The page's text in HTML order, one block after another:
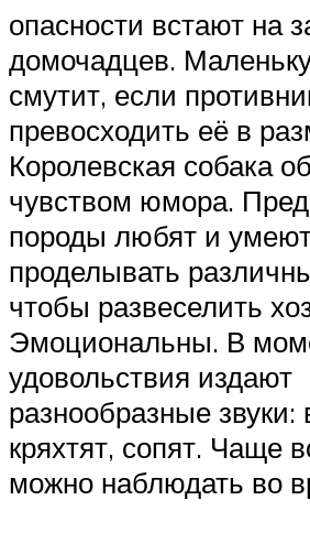
опасности встают на
домочадцев.
смутит, если
превосходить её в
Королевская собака
чувством юмора.
породы любят и
проделывать
чтобы развеселить
Эмоциональны. В
удовольствия издают
разнообразные звуки:
кряхтят, сопят. Чаще
можно наблюдать во